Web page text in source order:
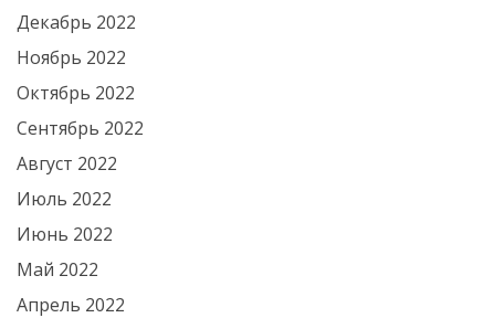
Декабрь 2022
Ноябрь 2022
Октябрь 2022
Сентябрь 2022
Август 2022
Июль 2022
Июнь 2022
Май 2022
Апрель 2022